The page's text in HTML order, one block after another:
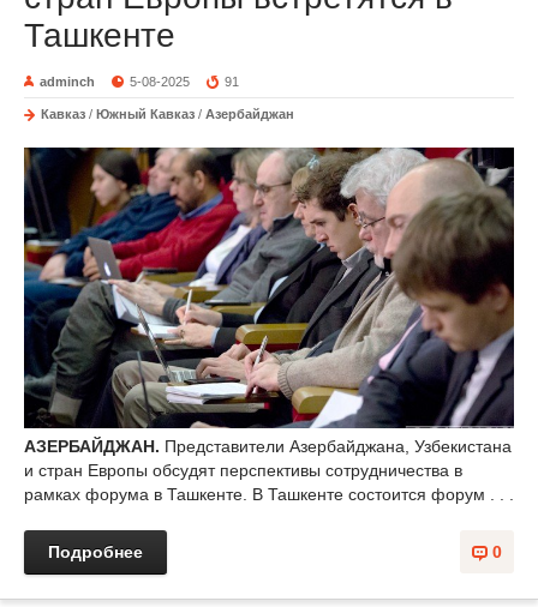
Ташкенте
adminch 5-08-2025 91
Кавказ / Южный Кавказ / Азербайджан
АЗЕРБАЙДЖАН. Представители Азербайджана, Узбекистана
и стран Европы обсудят перспективы сотрудничества в
рамках форума в Ташкенте. В Ташкенте состоится форум . . .
0
Подробнее